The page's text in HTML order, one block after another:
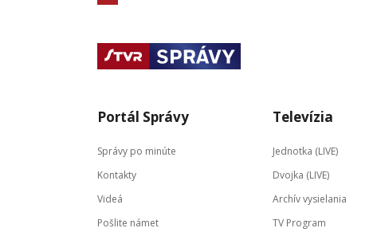
Portál Správy
Správy po minúte
Kontakty
Videá
Pošlite námet
Televízia
Jednotka (LIVE)
Dvojka (LIVE)
Archív vysielania
TV Program